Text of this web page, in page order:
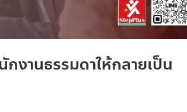
งานธรรมดาให้กลายเป็น